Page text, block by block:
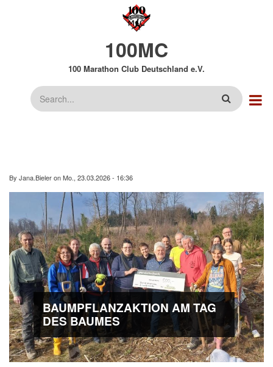
100MC
100 Marathon Club Deutschland e.V.
Suche
By Jana.BieleronMo., 23.03.2026 - 16:36
BAUMPFLANZAKTION AM TAG
DES BAUMES